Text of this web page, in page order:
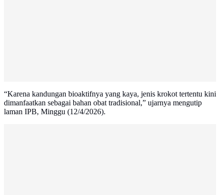
“Karena kandungan bioaktifnya yang kaya, jenis krokot tertentu kini
dimanfaatkan sebagai bahan obat tradisional,” ujarnya mengutip
laman IPB, Minggu (12/4/2026).